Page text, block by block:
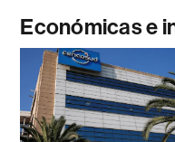
Económicas e